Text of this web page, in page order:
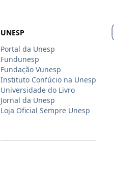
UNESP
Portal da Unesp
Fundunesp
Fundação Vunesp
Instituto Confúcio na Unesp
Universidade do Livro
Jornal da Unesp
Loja Oficial Sempre Unesp